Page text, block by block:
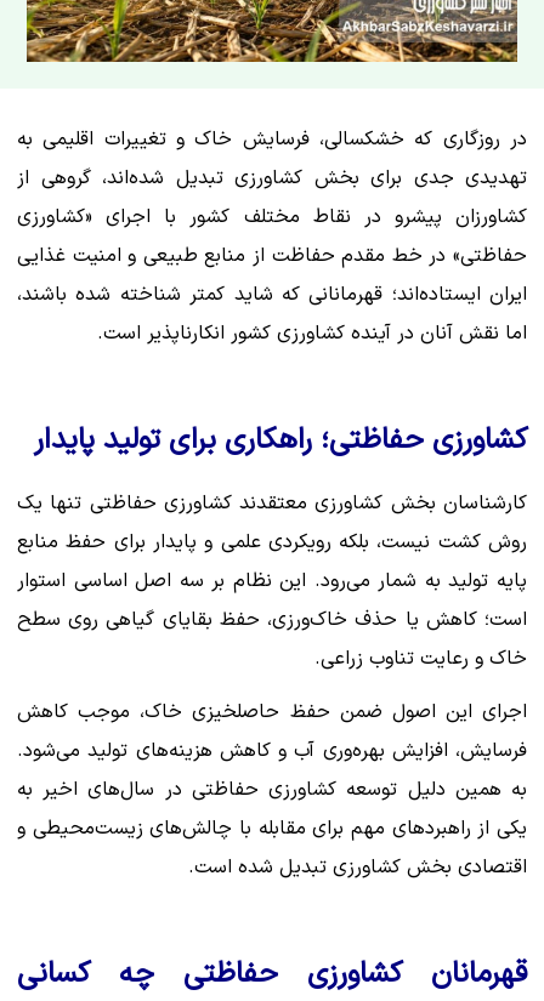
در روزگاری که خشکسالی، فرسایش خاک و تغییرات اقلیمی به
تهدیدی جدی برای بخش کشاورزی تبدیل شده‌اند، گروهی از
کشاورزان پیشرو در نقاط مختلف کشور با اجرای «کشاورزی
حفاظتی» در خط مقدم حفاظت از منابع طبیعی و امنیت غذایی
ایران ایستاده‌اند؛ قهرمانانی که شاید کمتر شناخته شده باشند،
اما نقش آنان در آینده کشاورزی کشور انکارناپذیر است.
کشاورزی حفاظتی؛ راهکاری برای تولید پایدار
کارشناسان بخش کشاورزی معتقدند کشاورزی حفاظتی تنها یک
روش کشت نیست، بلکه رویکردی علمی و پایدار برای حفظ منابع
پایه تولید به شمار می‌رود. این نظام بر سه اصل اساسی استوار
است؛ کاهش یا حذف خاک‌ورزی، حفظ بقایای گیاهی روی سطح
خاک و رعایت تناوب زراعی.
اجرای این اصول ضمن حفظ حاصلخیزی خاک، موجب کاهش
فرسایش، افزایش بهره‌وری آب و کاهش هزینه‌های تولید می‌شود.
به همین دلیل توسعه کشاورزی حفاظتی در سال‌های اخیر به
یکی از راهبردهای مهم برای مقابله با چالش‌های زیست‌محیطی و
اقتصادی بخش کشاورزی تبدیل شده است.
قهرمانان کشاورزی حفاظتی چه کسانی